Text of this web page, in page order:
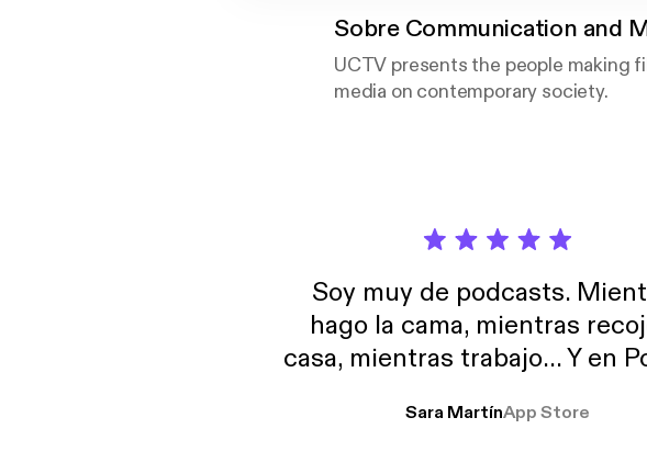
Sobre Communication and
UCTV presents the people making
media on contemporary society.
Soy muy de podcasts.
hago la cama, mientras
casa, mientras trabajo… Y en
encantan. De
Sara MartínApp Store